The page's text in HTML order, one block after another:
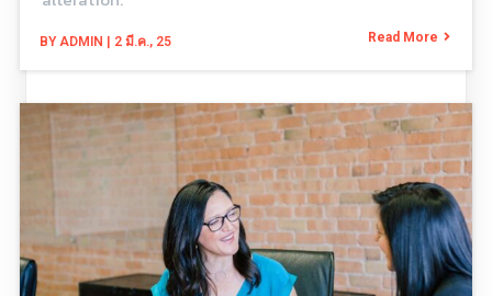
BYADMIN 2 มี.ค., 25 Read More